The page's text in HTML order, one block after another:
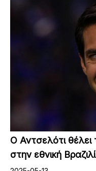
Ο Αντσελότι
στην εθνική